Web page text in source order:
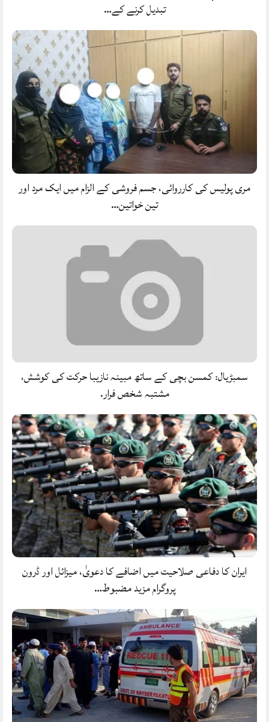
تبدیل کرنے کے…
مری پولیس کی کارروائی، جسم فروشی کے الزام میں ایک مرد اور
تین خواتین…
سمبڑیال: کمسن بچی کے ساتھ مبینہ نازیبا حرکت کی کوشش،
مشتبہ شخص فرار.
ایران کا دفاعی صلاحیت میں اضافے کا دعویٰ، میزائل اور ڈرون
پروگرام مزید مضبوط…